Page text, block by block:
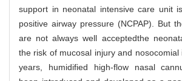
support in neonatal intensive care unit
positive airway pressure (NCPAP). But
are not always well acceptedthe
the risk of mucosal injury and
years, humidified high-flow nasal